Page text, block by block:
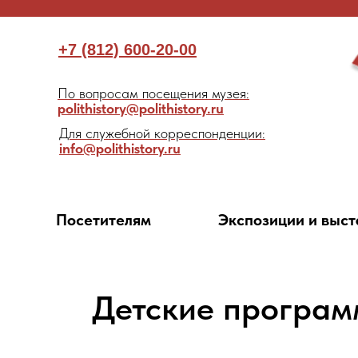
+7 (812) 600-20-00
По вопросам посещения музея:
polithistory@polithistory.ru
Для служебной корреспонденции:
info@polithistory.ru
Посетителям Экспозиции и
Детские